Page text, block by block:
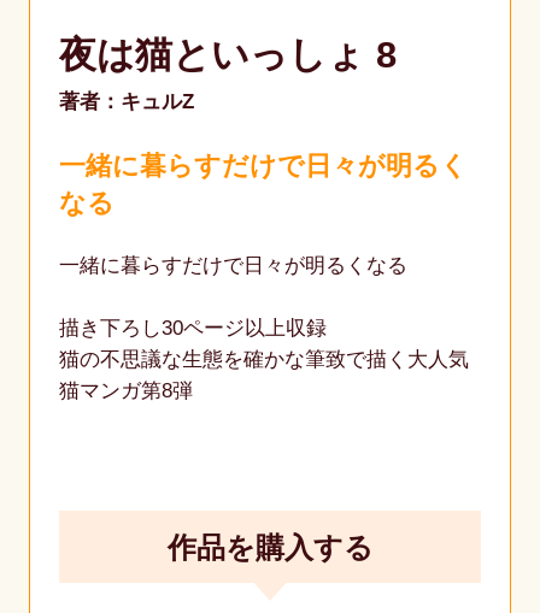
夜は猫といっしょ 8
著者：キュルZ
一緒に暮らすだけで日々が明るく
なる
一緒に暮らすだけで日々が明るくなる
描き下ろし30ページ以上収録
猫の不思議な生態を確かな筆致で描く大人気
猫マンガ第8弾
作品を購入する